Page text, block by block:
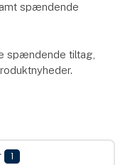
spændende
spændende tiltag,
1